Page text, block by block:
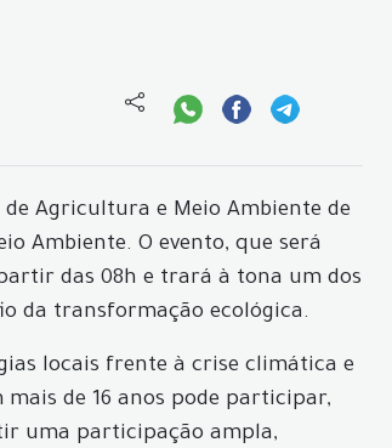
Agricultura e Meio Ambiente de
Ambiente. O evento, que será
das 08h e trará à tona um dos
da transformação ecológica.
locais frente à crise climática e
de 16 anos pode participar,
uma participação ampla,